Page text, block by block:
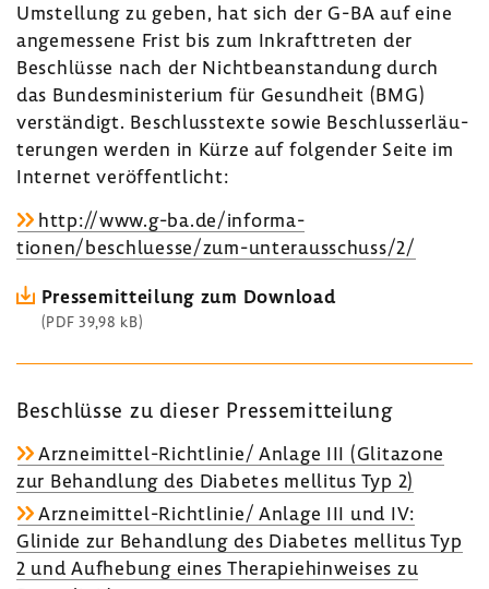
Umstel­lung zu geben, hat sich der G-BA auf eine
ange­mes­sene Frist bis zum Inkraft­treten der
Beschlüsse nach der Nicht­be­an­stan­dung durch
das Bundes­mi­nis­te­rium für Gesund­heit (BMG)
verstän­digt. Beschluss­texte sowie Beschluss­erläu­
te­rungen werden in Kürze auf folgender Seite im
Internet veröf­fent­licht:
http://www.g-ba.de/infor­ma­
tionen/beschluesse/zum-​unterausschuss/2/
Pres­se­mit­tei­lung zum Down­load
(PDF 39,98 kB)
Beschlüsse zu dieser Pres­se­mit­tei­lung
Arzneimittel-​Richtlinie/ Anlage III (Glita­zone
zur Behand­lung des Diabetes mellitus Typ 2)
Arzneimittel-​Richtlinie/ Anlage III und IV:
Glinide zur Behand­lung des Diabetes mellitus Typ
2 und Aufhe­bung eines Thera­pie­hin­weises zu